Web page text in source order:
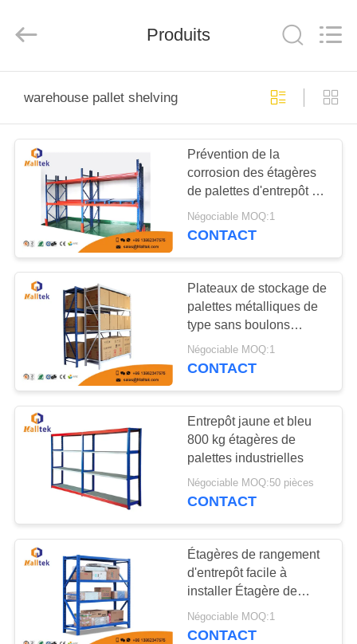
PRODUITS
VIDÉOS
AU
SUJET
DE
NOUS
VISITE
D'USINE
CONTRÔLE
QUALITÉ
CONTACTEZ-
NOUS
NOUVELLES
Supply
China
Produits
warehouse pallet shelving
Prévention de la
corrosion des étagères
de palettes d'entrepôt en
acier pour le stockage
industriel
Négociable MOQ:1
CONTACT
Plateaux de stockage de
palettes métalliques de
type sans boulons
Surface de revêtement
en poudre
Négociable MOQ:1
CONTACT
Entrepôt jaune et bleu
800 kg étagères de
palettes industrielles
Négociable MOQ:50 pièces
CONTACT
Étagères de rangement
d'entrepôt facile à
installer Étagère de
palettes d'entrepôt
Négociable MOQ:1
CONTACT